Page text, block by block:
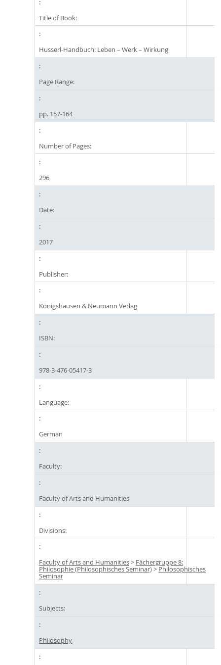
Title of Book:
Husserl-Handbuch: Leben – Werk – Wirkung
Page Range:
pp. 157-164
Number of Pages:
296
Date:
2017
Publisher:
Königshausen & Neumann Verlag
ISBN:
978-3-476-05417-3
Language:
German
Faculty:
Faculty of Arts and Humanities
Divisions:
Faculty of Arts and Humanities> Fächergruppe 8:
Philosophie (Philosophisches Seminar)>Philosophisches
Seminar
Subjects:
Philosophy